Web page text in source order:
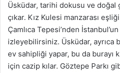
Üsküdar, tarihi dokusu ve
çıkar. Kız Kulesi manzarası
Çamlıca Tepesi’nden
izleyebilirsiniz. Üsküdar, ayrıca
ev sahipliği yapar, bu da burayı
için cazip kılar. Göztepe Parkı